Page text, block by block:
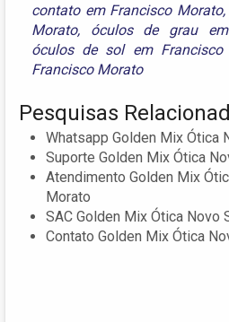
contato em Francisco Morato,
Morato, óculos de grau
óculos de sol em Francisco
Francisco Morato
Pesquisas
Whatsapp Golden Mix Ótica
Suporte Golden Mix Ótica
Atendimento Golden Mix
Morato
SAC Golden Mix Ótica Novo
Contato Golden Mix Ótica